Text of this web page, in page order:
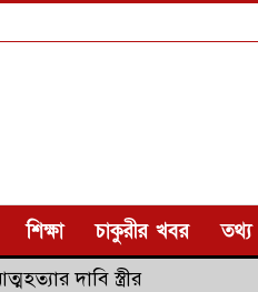
শিক্ষা চাকুরীর খবর তথ্য
দাবি স্ত্রীর